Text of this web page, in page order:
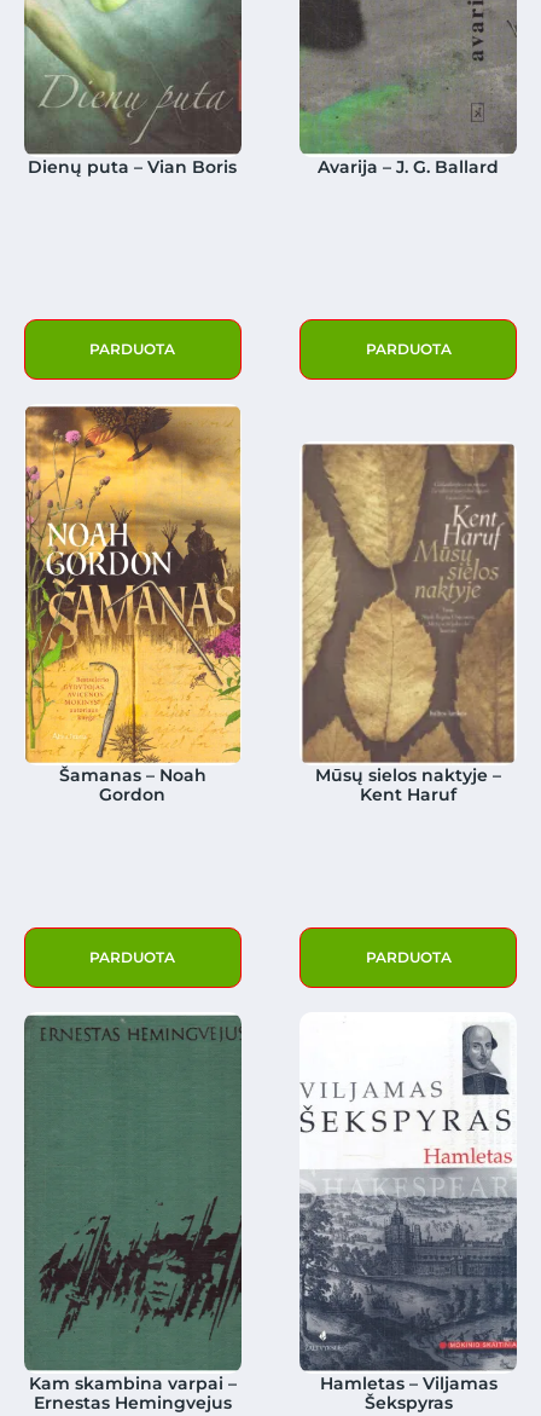
Dienų puta – Vian Boris
PARDUOTA
Avarija – J. G. Ballard
PARDUOTA
Šamanas – Noah
Gordon
PARDUOTA
Mūsų sielos naktyje –
Kent Haruf
PARDUOTA
Kam skambina varpai –
Ernestas Hemingvejus
Hamletas – Viljamas
Šekspyras